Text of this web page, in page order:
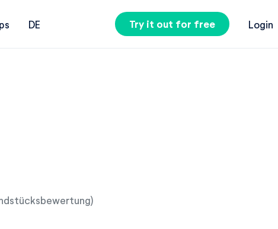
DE Try it out for free Login